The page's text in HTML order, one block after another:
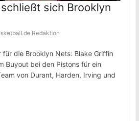
sich Brooklyn
Redaktion
für die Brooklyn Nets: Blake Griffin
Buyout bei den Pistons für ein
von Durant, Harden, Irving und